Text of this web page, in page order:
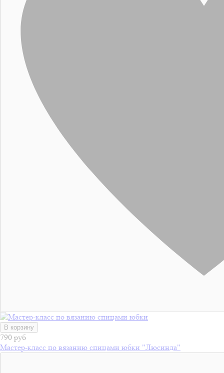
В корзину
790 руб
Мастер-класс по вязанию спицами юбки "Люсинда"